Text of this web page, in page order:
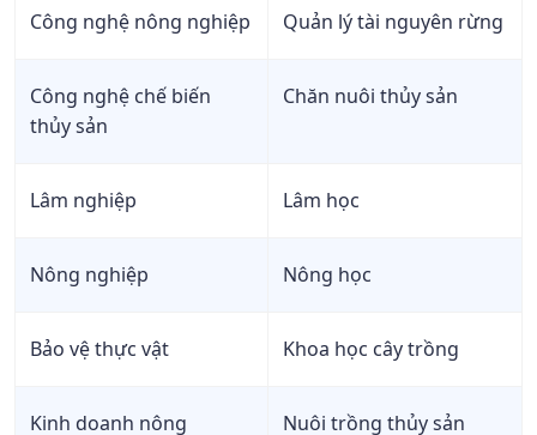
Công nghệ nông nghiệp Quản lý tài nguyên rừng
Công nghệ chế biến
thủy sản
Chăn nuôi thủy sản
Lâm nghiệp Lâm học
Nông nghiệp Nông học
Bảo vệ thực vật Khoa học cây trồng
Kinh doanh nông
Nuôi trồng thủy sản